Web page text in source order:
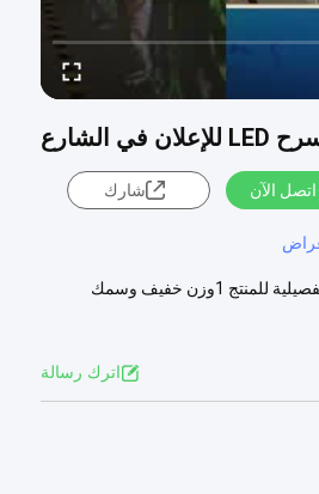
اتصل الآن شارك
ألوان ساطعة وجودة صورة مفصلة P2.98 شاشة فيلم LED خارجية شاشة مسرح LED للإعلان في الشارع أجزاء تفصيلية للمنتج 1وزن خفيف وسمك
اترك رسالة